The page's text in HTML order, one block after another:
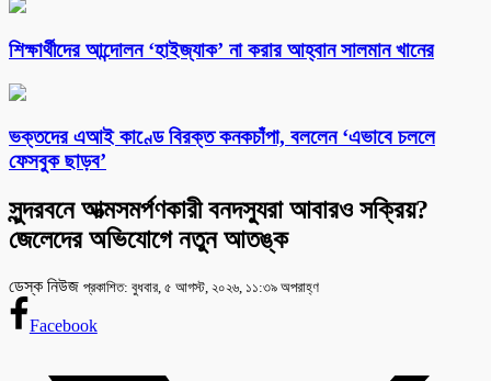
শিক্ষার্থীদের আন্দোলন ‘হাইজ্যাক’ না করার আহ্বান সালমান খানের
ভক্তদের এআই কাণ্ডে বিরক্ত কনকচাঁপা, বললেন ‘এভাবে চললে
ফেসবুক ছাড়ব’
সুন্দরবনে আত্মসমর্পণকারী বনদস্যুরা আবারও সক্রিয়?
জেলেদের অভিযোগে নতুন আতঙ্ক
ডেস্ক নিউজ প্রকাশিত: বুধবার, ৫ আগস্ট, ২০২৬, ১১:৩৯ অপরাহ্ণ
Facebook